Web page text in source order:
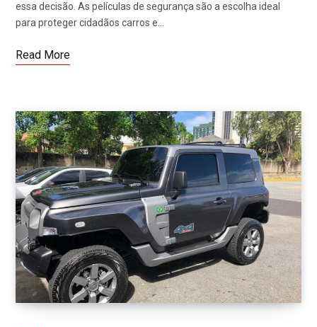
essa decisão. As películas de segurança são a escolha ideal
para proteger cidadãos carros e…
Read More